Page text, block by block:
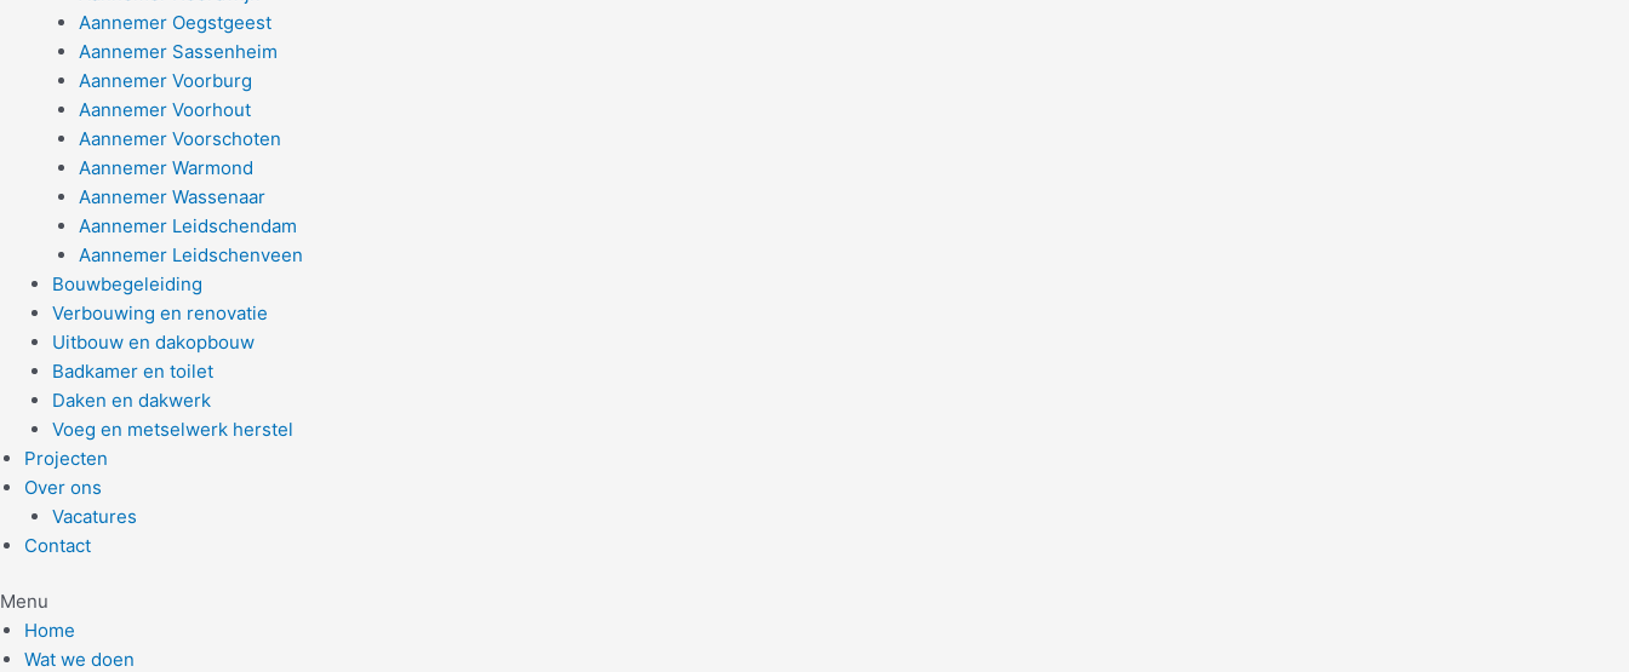
Aannemer Oegstgeest
Aannemer Sassenheim
Aannemer Voorburg
Aannemer Voorhout
Aannemer Voorschoten
Aannemer Warmond
Aannemer Wassenaar
Aannemer Leidschendam
Aannemer Leidschenveen
Bouwbegeleiding
Verbouwing en renovatie
Uitbouw en dakopbouw
Badkamer en toilet
Daken en dakwerk
Voeg en metselwerk herstel
Projecten
Over ons
Vacatures
Contact
Menu
Home
Wat we doen